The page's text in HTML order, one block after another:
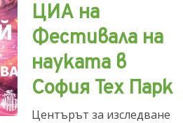
ЦИА на
Фестивала на
науката в
София Тех Парк
Центърът за изследване